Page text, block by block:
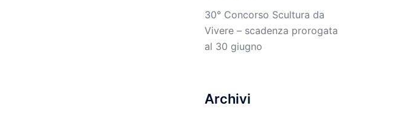
30° Concorso Scultura da
Vivere – scadenza prorogata
al 30 giugno
Archivi